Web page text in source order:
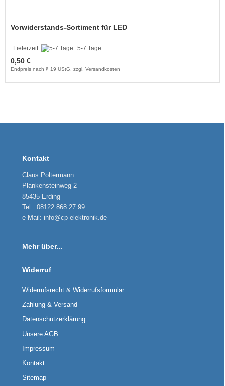
Vorwiderstands-Sortiment für LED
Lieferzeit: 5-7 Tage
0,50 €
Endpreis nach § 19 UStG. zzgl. Versandkosten
Kontakt
Claus Poltermann
Plankensteinweg 2
85435 Erding
Tel.: 08122 868 27 99
e-Mail: info@cp-elektronik.de
Mehr über...
Widerruf
Widerrufsrecht & Widerrufsformular
Zahlung & Versand
Datenschutzerklärung
Unsere AGB
Impressum
Kontakt
Sitemap